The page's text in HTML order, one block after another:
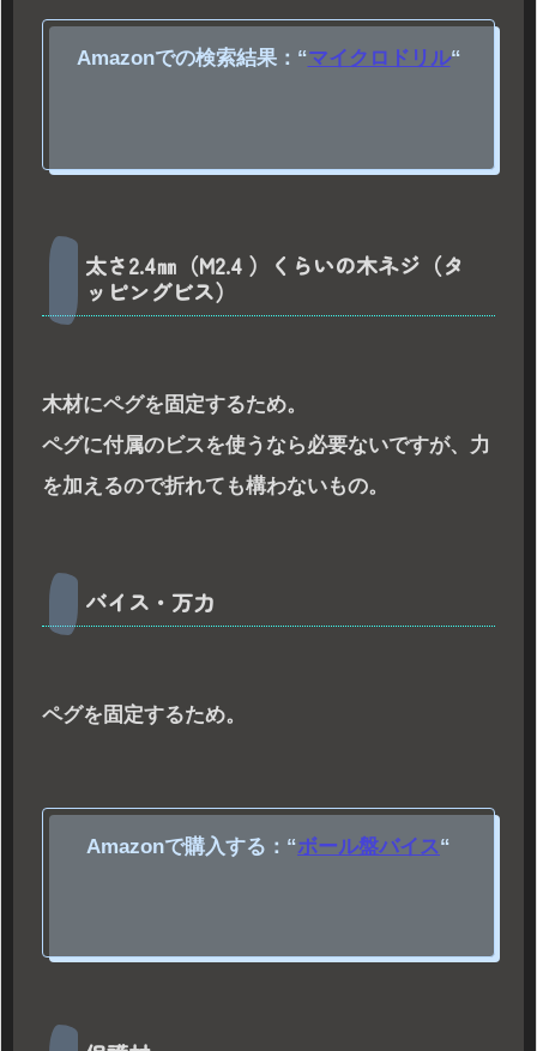
Amazonでの検索結果： “マイクロドリル“
太さ2.4㎜（M2.4 ）くらいの木ネジ（タ
ッピングビス）
木材にペグを固定するため。
ペグに付属のビスを使うなら必要ないですが、力
を加えるので折れても構わないもの。
バイス・万力
ペグを固定するため。
Amazonで購入する： “ボール盤バイス“